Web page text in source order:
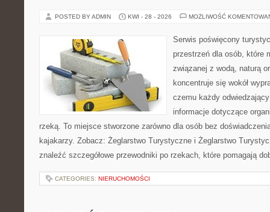
POSTED BY ADMIN KWI - 28 - 2026 MOŻLIWOŚĆ
Serwis poświęcony
przestrzeń dla osób, które
związanej z wodą, naturą
koncentruje się wokół
czemu każdy
informacje dotyczące
rzeką. To miejsce stworzone zarówno dla osób bez
kajakarzy. Zobacz: Żeglarstwo Turystyczne i Żeglarstwo
znaleźć szczegółowe przewodniki po rzekach, które pomagają
CATEGORIES: NIERUCHOMOŚCI